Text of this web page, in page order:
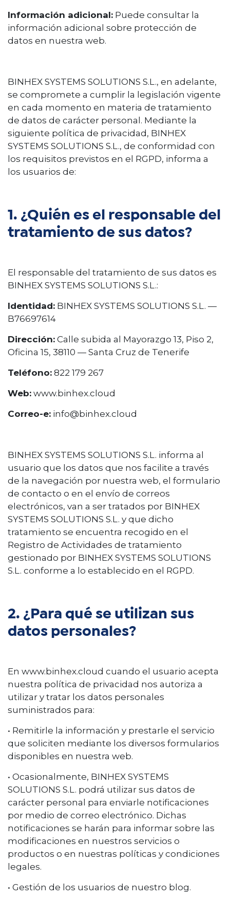
Información adicional: Puede consultar la
información adicional sobre protección de
datos en nuestra web.
BINHEX SYSTEMS SOLUTIONS S.L., en adelante,
se compromete a cumplir la legislación vigente
en cada momento en materia de tratamiento
de datos de carácter personal. Mediante la
siguiente política de privacidad, BINHEX
SYSTEMS SOLUTIONS S.L., de conformidad con
los requisitos previstos en el RGPD, informa a
los usuarios de:
1. ¿Quién es el responsable del
tratamiento de sus datos?
El responsable del tratamiento de sus datos es
BINHEX SYSTEMS SOLUTIONS S.L.:
Identidad: BINHEX SYSTEMS SOLUTIONS S.L. —
B76697614
Dirección: Calle subida al Mayorazgo 13, Piso 2,
Oficina 15, 38110 — Santa Cruz de Tenerife
Teléfono: 822 179 267
Web: www.binhex.cloud
Correo-e: info@binhex.cloud
BINHEX SYSTEMS SOLUTIONS S.L. informa al
usuario que los datos que nos facilite a través
de la navegación por nuestra web, el formulario
de contacto o en el envío de correos
electrónicos, van a ser tratados por BINHEX
SYSTEMS SOLUTIONS S.L. y que dicho
tratamiento se encuentra recogido en el
Registro de Actividades de tratamiento
gestionado por BINHEX SYSTEMS SOLUTIONS
S.L. conforme a lo establecido en el RGPD.
2. ¿Para qué se utilizan sus
datos personales?
En www.binhex.cloud cuando el usuario acepta
nuestra política de privacidad nos autoriza a
utilizar y tratar los datos personales
suministrados para:
• Remitirle la información y prestarle el servicio
que soliciten mediante los diversos formularios
disponibles en nuestra web.
• Ocasionalmente, BINHEX SYSTEMS
SOLUTIONS S.L. podrá utilizar sus datos de
carácter personal para enviarle notificaciones
por medio de correo electrónico. Dichas
notificaciones se harán para informar sobre las
modificaciones en nuestros servicios o
productos o en nuestras políticas y condiciones
legales.
• Gestión de los usuarios de nuestro blog.